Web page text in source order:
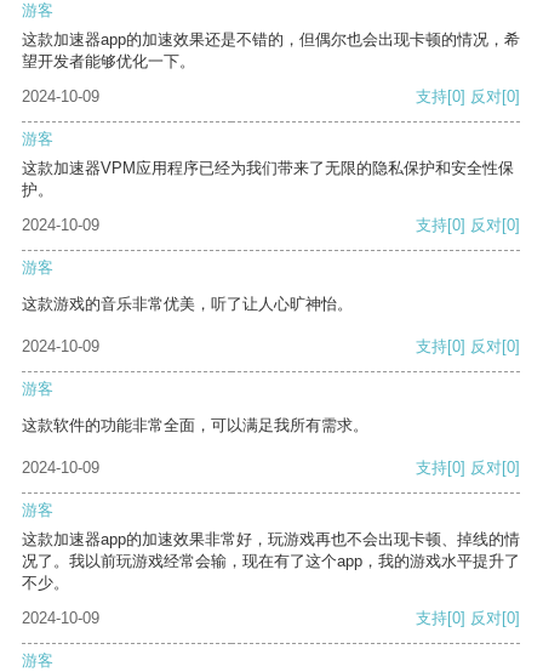
游客
这款加速器app的加速效果还是不错的，但偶尔也会出现卡顿的情况，希
望开发者能够优化一下。
2024-10-09
支持[0] 反对[0]
游客
这款加速器VPM应用程序已经为我们带来了无限的隐私保护和安全性保
护。
2024-10-09
支持[0] 反对[0]
游客
这款游戏的音乐非常优美，听了让人心旷神怡。
2024-10-09 支持[0] 反对[0]
游客
这款软件的功能非常全面，可以满足我所有需求。
2024-10-09 支持[0] 反对[0]
游客
这款加速器app的加速效果非常好，玩游戏再也不会出现卡顿、掉线的情
况了。我以前玩游戏经常会输，现在有了这个app，我的游戏水平提升了
不少。
2024-10-09
支持[0] 反对[0]
游客